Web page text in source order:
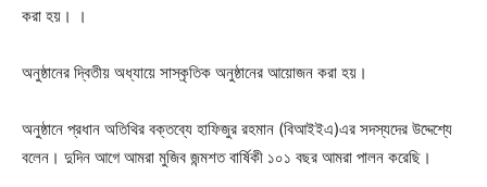
করা হয়। ।
অনুষ্ঠানের দ্বিতীয় অধ্যায়ে সাস্কৃতিক অনুষ্ঠানের আয়োজন করা হয়।
অনুষ্ঠানে প্রধান অতিথির বক্তব্যে হাফিজুর রহমান (বিআইইএ)এর সদস্যদের উদ্দেশ্যে
বলেন। দুদিন আগে আমরা মুজিব জন্মশত বার্ষিকী ১০১ বছর আমরা পালন করেছি।